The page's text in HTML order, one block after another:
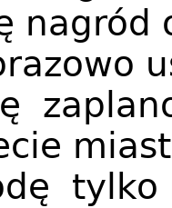
nagród
tylko